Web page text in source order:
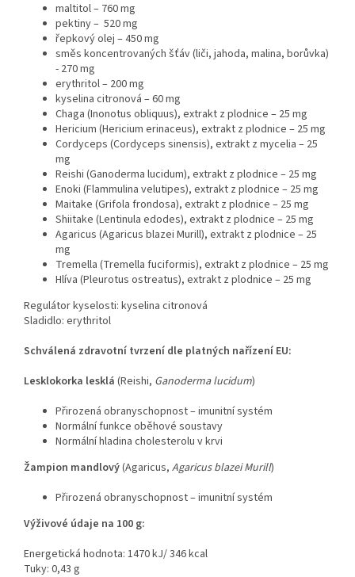
maltitol – 760 mg
pektiny – 520 mg
řepkový olej – 450 mg
směs koncentrovaných šťáv (liči, jahoda, malina, borůvka)
- 270 mg
erythritol – 200 mg
kyselina citronová – 60 mg
Chaga (Inonotus obliquus), extrakt z plodnice – 25 mg
Hericium (Hericium erinaceus), extrakt z plodnice – 25 mg
Cordyceps (Cordyceps sinensis), extrakt z mycelia – 25
mg
Reishi (Ganoderma lucidum), extrakt z plodnice – 25 mg
Enoki (Flammulina velutipes), extrakt z plodnice – 25 mg
Maitake (Grifola frondosa), extrakt z plodnice – 25 mg
Shiitake (Lentinula edodes), extrakt z plodnice – 25 mg
Agaricus (Agaricus blazei Murill), extrakt z plodnice – 25
mg
Tremella (Tremella fuciformis), extrakt z plodnice – 25 mg
Hlíva (Pleurotus ostreatus), extrakt z plodnice – 25 mg
Regulátor kyselosti: kyselina citronová
Sladidlo: erythritol
Schválená zdravotní tvrzení dle platných nařízení EU:
Lesklokorka lesklá (Reishi, Ganoderma lucidum)
Přirozená obranyschopnost – imunitní systém
Normální funkce oběhové soustavy
Normální hladina cholesterolu v krvi
Žampion mandlový(Agaricus, Agaricus blazei Murill)
Přirozená obranyschopnost – imunitní systém
Výživové údaje na 100 g:
Energetická hodnota: 1470 kJ/ 346 kcal
Tuky: 0,43 g